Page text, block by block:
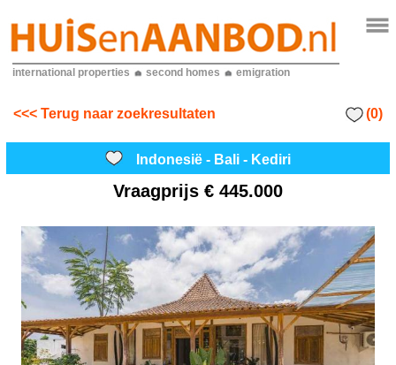
international properties second homes emigration
<<< Terug naar zoekresultaten (0)
Indonesië - Bali - Kediri
Vraagprijs € 445.000